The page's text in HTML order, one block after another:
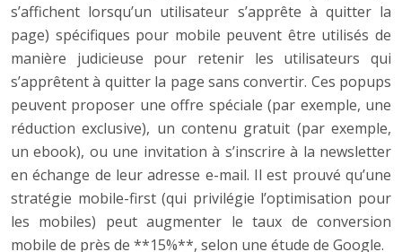
s’affichent lorsqu’un utilisateur s’apprête à quitter la
page) spécifiques pour mobile peuvent être utilisés de
manière judicieuse pour retenir les utilisateurs qui
s’apprêtent à quitter la page sans convertir. Ces popups
peuvent proposer une offre spéciale (par exemple, une
réduction exclusive), un contenu gratuit (par exemple,
un ebook), ou une invitation à s’inscrire à la newsletter
en échange de leur adresse e-mail. Il est prouvé qu’une
stratégie mobile-first (qui privilégie l’optimisation pour
les mobiles) peut augmenter le taux de conversion
mobile de près de **15%**, selon une étude de Google.